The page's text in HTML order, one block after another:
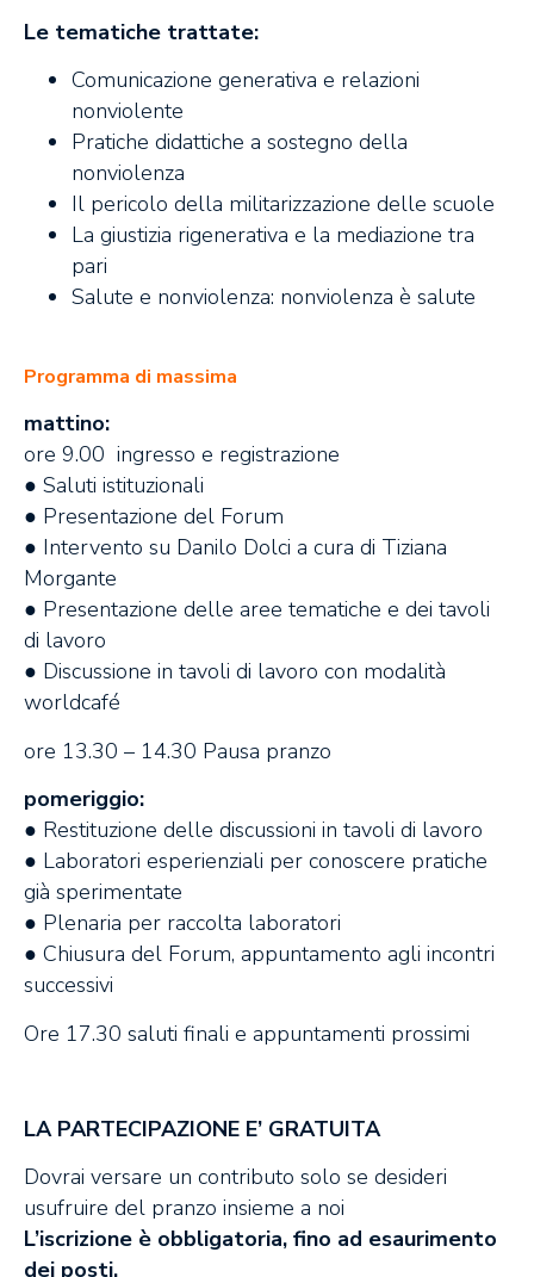
Le tematiche trattate:
Comunicazione generativa e relazioni
nonviolente
Pratiche didattiche a sostegno della
nonviolenza
Il pericolo della militarizzazione delle scuole
La giustizia rigenerativa e la mediazione tra
pari
Salute e nonviolenza: nonviolenza è salute
Programma di massima
mattino:
ore 9.00 ingresso e registrazione
● Saluti istituzionali
● Presentazione del Forum
● Intervento su Danilo Dolci a cura di Tiziana
Morgante
● Presentazione delle aree tematiche e dei tavoli
di lavoro
● Discussione in tavoli di lavoro con modalità
worldcafé
ore 13.30 – 14.30 Pausa pranzo
pomeriggio:
● Restituzione delle discussioni in tavoli di lavoro
● Laboratori esperienziali per conoscere pratiche
già sperimentate
● Plenaria per raccolta laboratori
● Chiusura del Forum, appuntamento agli incontri
successivi
Ore 17.30 saluti finali e appuntamenti prossimi
LA PARTECIPAZIONE E’ GRATUITA
Dovrai versare un contributo solo se desideri
usufruire del pranzo insieme a noi
L’iscrizione è obbligatoria, fino ad esaurimento
dei posti.